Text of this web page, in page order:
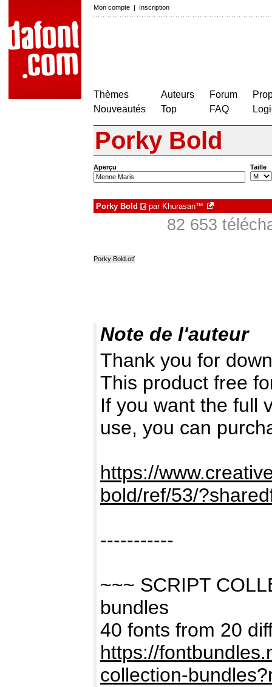
Mon compte | Inscription
Thèmes
Nouveautés
Auteurs
Top
Forum
FAQ
Porky Bold
Aperçu Taille
Porky Bold € par Khurasan™
82 653
Porky Bold.otf
Note de l'auteur
Thank you for
This product free
If you want the full
use, you can
https://
bold/ref/53/
-----------
~~~ SCRIPT
bundles
40 fonts from 20
https://
collection-